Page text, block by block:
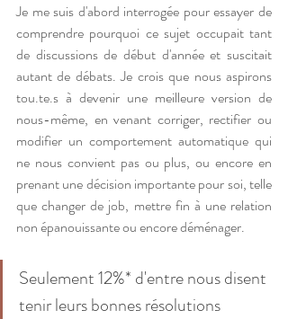
Je me suis d'abord interrogée pour essayer de
comprendre pourquoi ce sujet occupait tant
de discussions de début d'année et suscitait
autant de débats. Je crois que nous aspirons
tou.te.s à devenir une meilleure version de
nous-même, en venant corriger, rectifier ou
modifier un comportement automatique qui
ne nous convient pas ou plus, ou encore en
prenant une décision importante pour soi, telle
que changer de job, mettre fin à une relation
non épanouissante ou encore déménager.
Seulement 12%* d'entre nous disent
tenir leurs bonnes résolutions